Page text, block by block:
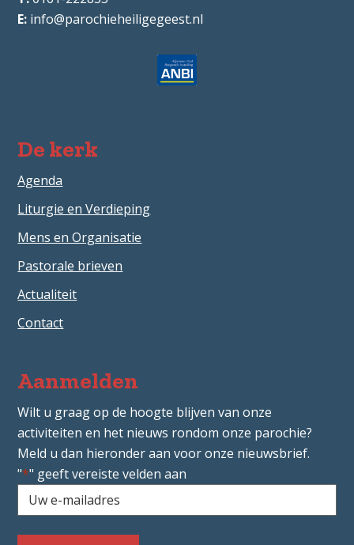
info@parochieheiligegeest.nl
De kerk
Agenda
Liturgie en Verdieping
Mens en Organisatie
Pastorale brieven
Actualiteit
Contact
Aanmelden
Wilt u graag op de hoogte blijven van onze
activiteiten en het nieuws rondom onze parochie?
Meld u dan hieronder aan voor onze nieuwsbrief.
"*" geeft vereiste velden aan
Uw
e-
mailadres